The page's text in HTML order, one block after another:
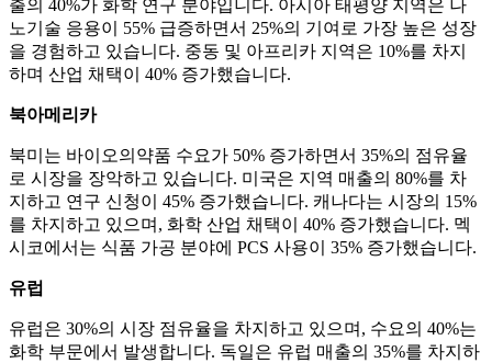
출의 40%가 화학 연구 분야입니다. 아시아 태평양 지역은 나
노기술 응용이 55% 급증하면서 25%의 기여로 가장 높은 성장
을 경험하고 있습니다. 중동 및 아프리카 지역은 10%를 차지
하며 산업 채택이 40% 증가했습니다.
북아메리카
북미는 바이오의약품 수요가 50% 증가하면서 35%의 점유율
로 시장을 장악하고 있습니다. 미국은 지역 매출의 80%를 차
지하고 연구 신청이 45% 증가했습니다. 캐나다는 시장의 15%
를 차지하고 있으며, 화학 산업 채택이 40% 증가했습니다. 멕
시코에서는 식품 가공 분야에 PCS 사용이 35% 증가했습니다.
유럽
유럽은 30%의 시장 점유율을 차지하고 있으며, 수요의 40%는
화학 부문에서 발생합니다. 독일은 유럽 매출의 35%를 차지하